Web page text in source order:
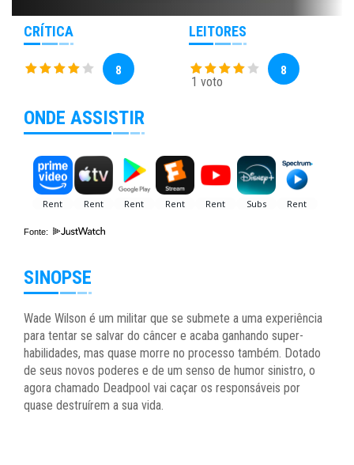
CRÍTICA
8
LEITORES
1 voto
8
ONDE ASSISTIR
Fonte:
SINOPSE
Wade Wilson é um militar que se submete a uma experiência
para tentar se salvar do câncer e acaba ganhando super-
habilidades, mas quase morre no processo também. Dotado
de seus novos poderes e de um senso de humor sinistro, o
agora chamado Deadpool vai caçar os responsáveis por
quase destruírem a sua vida.